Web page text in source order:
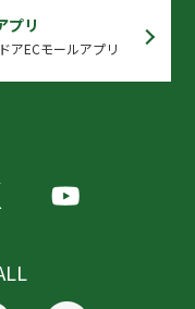
プリ
アECモールアプリ